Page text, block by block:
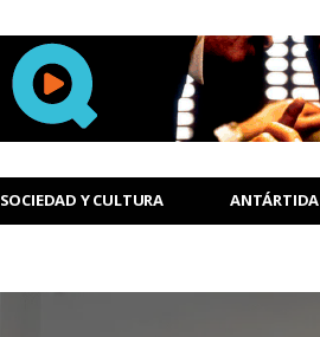
SOCIEDAD Y CULTURA ANTÁRTIDA